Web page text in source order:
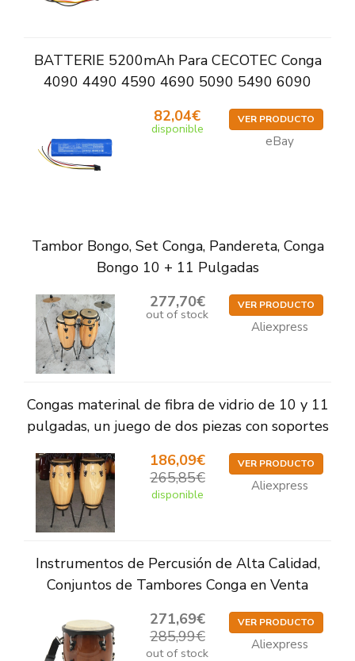
BATTERIE 5200mAh Para CECOTEC Conga
4090 4490 4590 4690 5090 5490 6090
82,04€
disponible
VER PRODUCTO
eBay
Tambor Bongo, Set Conga, Pandereta, Conga
Bongo 10 + 11 Pulgadas
277,70€
out of stock
VER PRODUCTO
Aliexpress
Congas materinal de fibra de vidrio de 10 y 11
pulgadas, un juego de dos piezas con soportes
186,09€
265,85€
disponible
VER PRODUCTO
Aliexpress
Instrumentos de Percusión de Alta Calidad,
Conjuntos de Tambores Conga en Venta
271,69€
285,99€
out of stock
VER PRODUCTO
Aliexpress